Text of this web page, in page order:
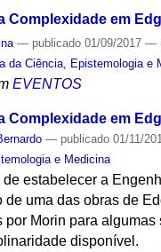
Complexidade em
— publicado 01/09/2017—
da Ciência, Epistemologia e
EVENTOS
Complexidade em
— publicado 01/11/
e Medicina
de estabelecer a
de uma das obras de
por Morin para
disponível.